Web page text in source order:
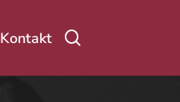
Kontakt